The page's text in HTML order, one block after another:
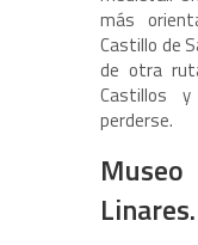
más
Castillo de
de otra
Castillos
perderse.
Linares.